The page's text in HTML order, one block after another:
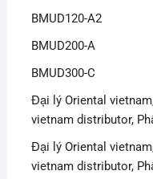
BMUD120-A2
BMUD200-A
BMUD300-C
Đại lý Oriental
vietnam distributor,
Đại lý Oriental
vietnam distributor,